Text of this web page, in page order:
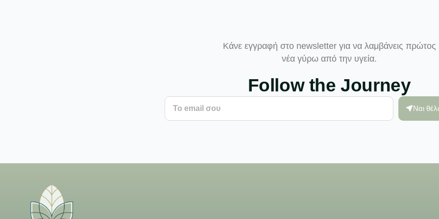
Κάνε εγγραφή στο newsletter για να λαμβάνεις πρώτος
νέα γύρω από την υγεία.
Follow the Journey
Ναι